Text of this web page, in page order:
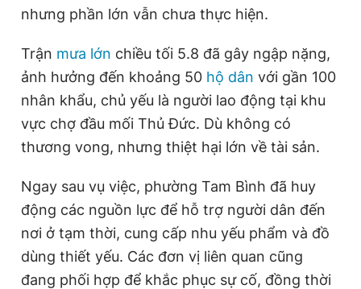
nhưng phần lớn vẫn chưa thực hiện.
Trận mưa lớn chiều tối 5.8 đã gây ngập nặng,
ảnh hưởng đến khoảng 50 hộ dân với gần 100
nhân khẩu, chủ yếu là người lao động tại khu
vực chợ đầu mối Thủ Đức. Dù không có
thương vong, nhưng thiệt hại lớn về tài sản.
Ngay sau vụ việc, phường Tam Bình đã huy
động các nguồn lực để hỗ trợ người dân đến
nơi ở tạm thời, cung cấp nhu yếu phẩm và đồ
dùng thiết yếu. Các đơn vị liên quan cũng
đang phối hợp để khắc phục sự cố, đồng thời